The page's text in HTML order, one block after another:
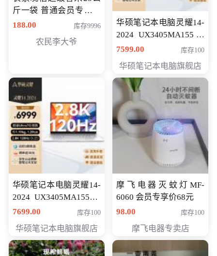
斤一袋 普通会员专享价
格178元
188.00 库存9996
农民李大爷
华硕笔记本电脑灵耀14-
2024 UX3405MA155冰
川银 oled 智慧轻薄本 会
7599.00 库存100
华硕笔记本电脑旗舰店
华硕笔记本电脑灵耀14-
2024 UX3405MA155夜
空蓝 oled 智慧轻薄本 会
7699.00 库存100
华硕笔记本电脑旗舰店
摩飞电器灭蚊灯MF-
6060 会员专享价68元
98.00
库存100
摩飞电器专卖店